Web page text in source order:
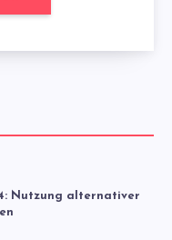
Nutzung alternativer